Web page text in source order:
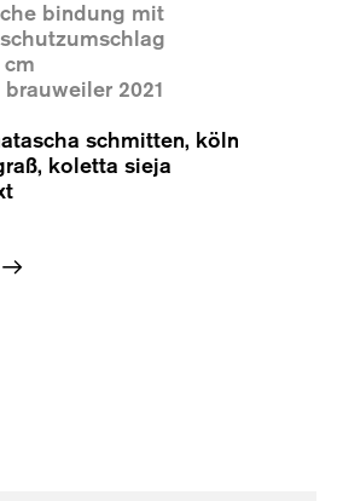
bindung mit
cm
2021
schmitten, köln
koletta sieja
→